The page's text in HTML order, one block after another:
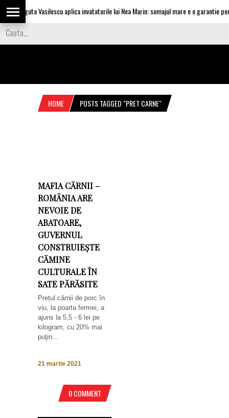
Olguta Vasilescu aplica invataturile lui Nea Marin: somajul mare e o garantie
HOME POSTS TAGGED "PRET CARNE"
MAFIA CĂRNII –
ROMÂNIA ARE
NEVOIE DE
ABATOARE,
GUVERNUL
CONSTRUIEȘTE
CĂMINE
CULTURALE ÎN
SATE PĂRĂSITE
Prețul cărnii de porc în
viu, la poarta fermei, a
ajuns la 5,5 - 6 lei pe
kilogram, cu 20% mai
puţin...
21 martie 2021
0 COMMENT